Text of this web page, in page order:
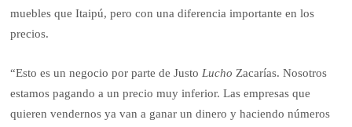
muebles que Itaipú, pero con una diferencia importante en los
precios.
“Esto es un negocio por parte de Justo Lucho Zacarías. Nosotros
estamos pagando a un precio muy inferior. Las empresas que
quieren vendernos ya van a ganar un dinero y haciendo números